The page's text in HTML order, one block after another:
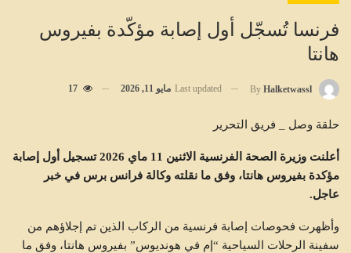
فرنسا تُسجّل أول إصابة مؤكّدة بفيروس
هانتا
By Halketwassl
Last updated مايو 11, 2026 17
حلقة وصل _ فريق التحرير
أعلنت وزيرة الصحة الفرنسية الاثنين 11 ماي 2026 تسجيل أول إصابة
مؤكدة بفيروس هانتا، وفق ما نقلته وكالة فرانس برس في خبر
عاجل.
وأظهرت فحوصات إصابة فرنسية من الركاب الذين تم إجلاؤهم من
سفينة الرحلات السياحية “إم في هونديوس” بفيروس هانتا، وفق ما